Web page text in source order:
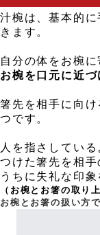
汁椀は、基本的
きます。
自分の体をお椀に
お椀を口元に近づ
箸先を相手に向
つです。
人を指さしてい
つけた箸先を相
うちに失礼な印
（お椀とお箸の取り
お椀とお箸の扱い方